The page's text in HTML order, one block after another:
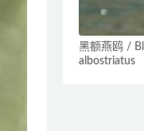
黑额燕鸥 /
albostriatus